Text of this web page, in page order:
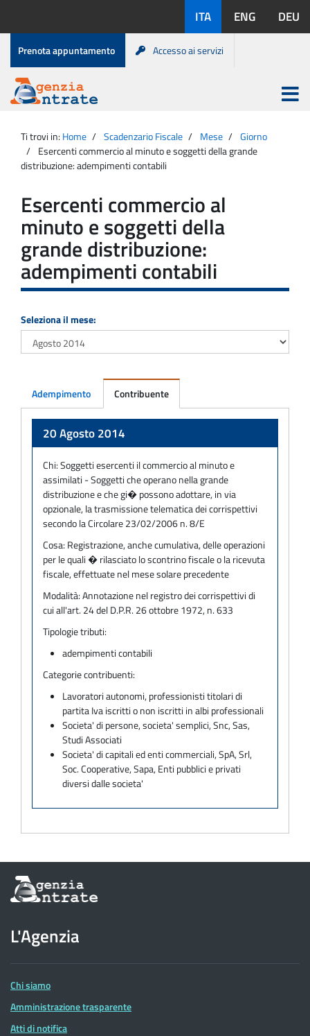
contenuto
disponibili:
ITA ENG DEU
Menu
di
servizio
Prenota appuntamento Accesso ai servizi
Agenzia
Entrate
Apri
menu
principale
Ti trovi in: Home Scadenzario Fiscale Mese
Giorno
Esercenti commercio al minuto e soggetti della grande
distribuzione: adempimenti contabili
Esercenti commercio al
minuto e soggetti della
grande distribuzione:
adempimenti contabili
Seleziona il mese:
Adempimento Contribuente
20 Agosto 2014
Chi:Soggetti esercenti il commercio al minuto e
assimilati - Soggetti che operano nella grande
distribuzione e che gi� possono adottare, in via
opzionale, la trasmissione telematica dei corrispettivi
secondo la Circolare 23/02/2006 n. 8/E
Cosa: Registrazione, anche cumulativa, delle operazioni
per le quali � rilasciato lo scontrino fiscale o la ricevuta
fiscale, effettuate nel mese solare precedente
Modalità:Annotazione nel registro dei corrispettivi di
cui all'art. 24 del D.P.R. 26 ottobre 1972, n. 633
Tipologie tributi:
adempimenti contabili
Categorie contribuenti:
Lavoratori autonomi, professionisti titolari di
partita Iva iscritti o non iscritti in albi professionali
Societa' di persone, societa' semplici, Snc, Sas,
Studi Associati
Societa' di capitali ed enti commerciali, SpA, Srl,
Soc. Cooperative, Sapa, Enti pubblici e privati
diversi dalle societa'
Informazioni
sul
dell'Agenzia
delle
Entrate
L'Agenzia
Chi siamo
Amministrazione trasparente
Atti di notifica